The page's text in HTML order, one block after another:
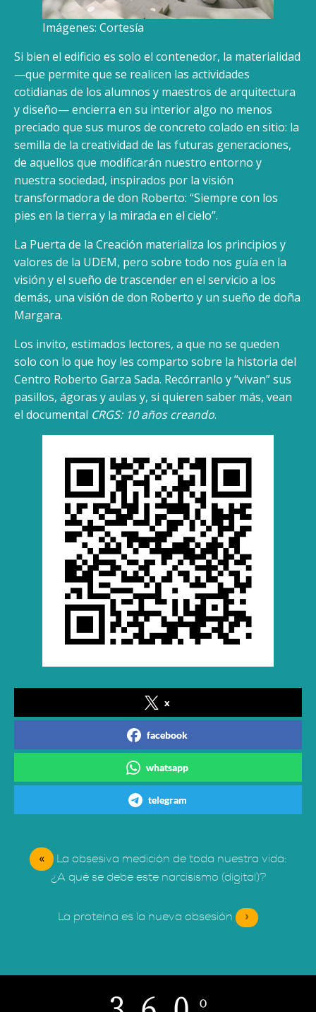
Imágenes: Cortesía
Si bien el edificio es solo el contenedor, la materialidad
—que permite que se realicen las actividades
cotidianas de los alumnos y maestros de arquitectura
y diseño— encierra en su interior algo no menos
preciado que sus muros de concreto colado en sitio: la
semilla de la creatividad de las futuras generaciones,
de aquellos que modificarán nuestro entorno y
nuestra sociedad, inspirados por la visión
transformadora de don Roberto: “Siempre con los
pies en la tierra y la mirada en el cielo”.
La Puerta de la Creación materializa los principios y
valores de la UDEM, pero sobre todo nos guía en la
visión y el sueño de trascender en el servicio a los
demás, una visión de don Roberto y un sueño de doña
Margara.
Los invito, estimados lectores, a que no se queden
solo con lo que hoy les comparto sobre la historia del
Centro Roberto Garza Sada. Recórranlo y “vivan” sus
pasillos, ágoras y aulas y, si quieren saber más, vean
el documental CRGS: 10 años creando.
x
facebook
whatsapp
telegram
«
La obsesiva medición de toda nuestra vida:
¿A qué se debe este narcisismo (digital)?
La proteína es la nueva obsesión »